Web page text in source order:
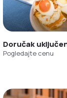
Doručak
Pogledajte cenu